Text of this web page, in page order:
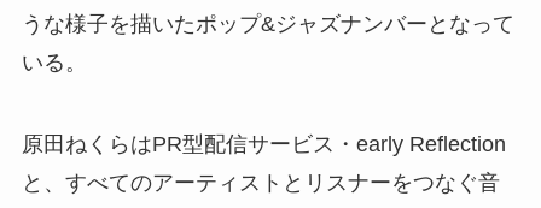
うな様子を描いたポップ&ジャズナンバーとなって
いる。
原田ねくらはPR型配信サービス・early Reflection
と、すべてのアーティストとリスナーをつなぐ音